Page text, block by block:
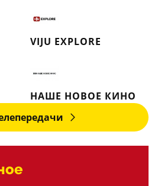
VIJU EXPLORE
НАШЕ НОВОЕ КИНО